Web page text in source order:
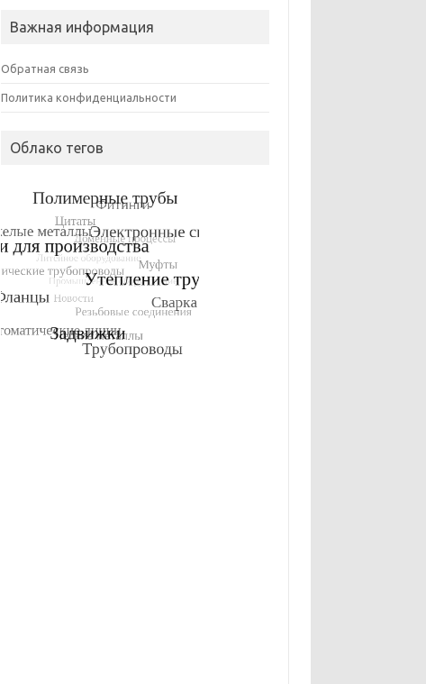
Важная информация
Обратная связь
Политика конфиденциальности
Облако тегов